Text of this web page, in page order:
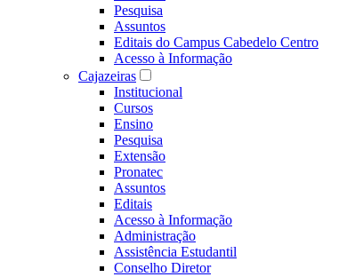
Pesquisa
Assuntos
Editais do Campus Cabedelo Centro
Acesso à Informação
Cajazeiras
Institucional
Cursos
Ensino
Pesquisa
Extensão
Pronatec
Assuntos
Editais
Acesso à Informação
Administração
Assistência Estudantil
Conselho Diretor